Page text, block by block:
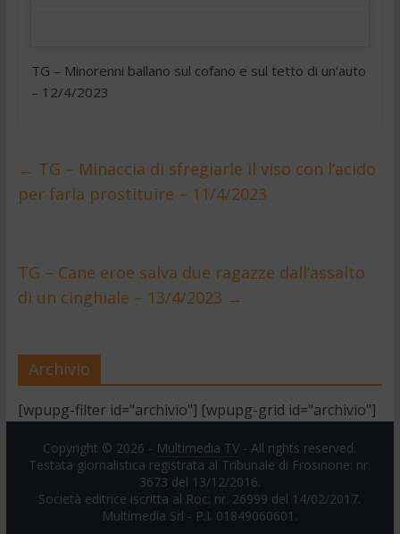
TG – Minorenni ballano sul cofano e sul tetto di un’auto
– 12/4/2023
← TG – Minaccia di sfregiarle il viso con l’acido
per farla prostituire – 11/4/2023
TG – Cane eroe salva due ragazze dall’assalto
di un cinghiale – 13/4/2023 →
Archivio
[wpupg-filter id="archivio"] [wpupg-grid id="archivio"]
Copyright © 2026 - Multimedia TV - All rights reserved.
Testata giornalistica registrata al Tribunale di Frosinone: nr.
3673 del 13/12/2016.
Società editrice iscritta al Roc: nr. 26999 del 14/02/2017.
Multimedia Srl - P.I. 01849060601.